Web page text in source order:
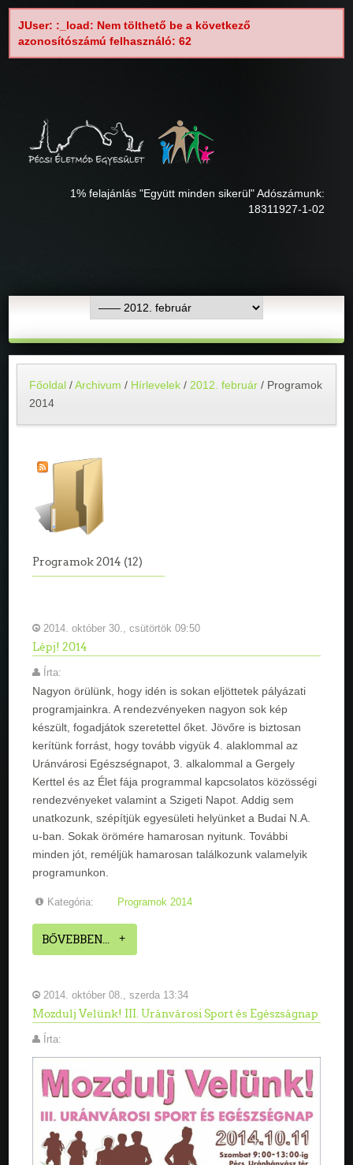
JUser: :_load: Nem tölthető be a következő
azonosítószámú felhasználó: 62
1% felajánlás "Együtt minden sikerül" Adószámunk:
18311927-1-02
Főoldal /Archivum / Hírlevelek / 2012. február / Programok
2014
Programok 2014 (12)
2014. október 30., csütörtök 09:50
Lépj! 2014
Írta:
Nagyon örülünk, hogy idén is sokan eljöttetek pályázati
programjainkra. A rendezvényeken nagyon sok kép
készült, fogadjátok szeretettel őket. Jövőre is biztosan
kerítünk forrást, hogy tovább vigyük 4. alaklommal az
Uránvárosi Egészségnapot, 3. alkalommal a Gergely
Kerttel és az Élet fája programmal kapcsolatos közösségi
rendezvényeket valamint a Szigeti Napot. Addig sem
unatkozunk, szépítjük egyesületi helyünket a Budai N.A.
u-ban. Sokak örömére hamarosan nyitunk. További
minden jót, reméljük hamarosan találkozunk valamelyik
programunkon.
Kategória: Programok 2014
BŐVEBBEN...
2014. október 08., szerda 13:34
Mozdulj Velünk! III. Uránvárosi Sport és Egészságnap
Írta: